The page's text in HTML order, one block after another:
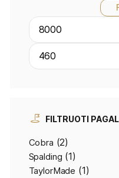
FILTRUOTI
Cobra (2)
Spalding (1)
TaylorMade (1)